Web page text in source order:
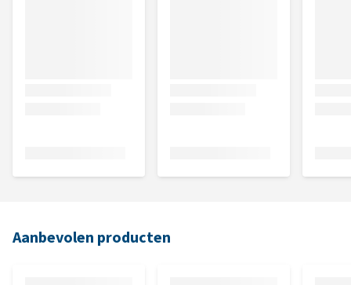
Aanbevolen producten